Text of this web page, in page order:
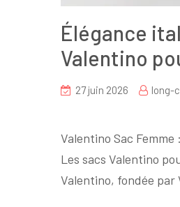
Élégance
Valentino
27 juin 2026 long-
italienne
:
Découvrez
Valentino Sac Femme
Les sacs Valentino
Valentino, fondée